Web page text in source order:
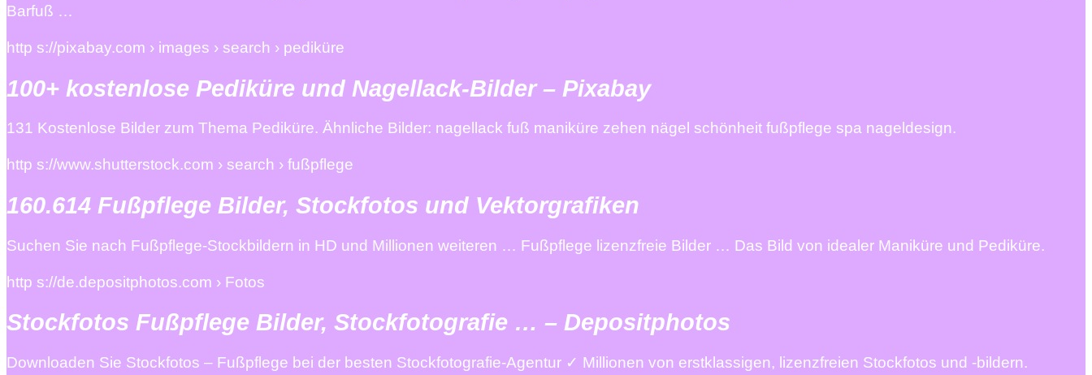
Barfuß …
http s://pixabay.com › images › search › pediküre
100+ kostenlose Pediküre und Nagellack-Bilder – Pixabay
131 Kostenlose Bilder zum Thema Pediküre. Ähnliche Bilder: nagellack fuß maniküre zehen nägel schönheit fußpflege spa nageldesign.
http s://www.shutterstock.com › search › fußpflege
160.614 Fußpflege Bilder, Stockfotos und Vektorgrafiken
Suchen Sie nach Fußpflege-Stockbildern in HD und Millionen weiteren … Fußpflege lizenzfreie Bilder … Das Bild von idealer Maniküre und Pediküre.
http s://de.depositphotos.com › Fotos
Stockfotos Fußpflege Bilder, Stockfotografie … – Depositphotos
Downloaden Sie Stockfotos – Fußpflege bei der besten Stockfotografie-Agentur ✓ Millionen von erstklassigen, lizenzfreien Stockfotos und -bildern.